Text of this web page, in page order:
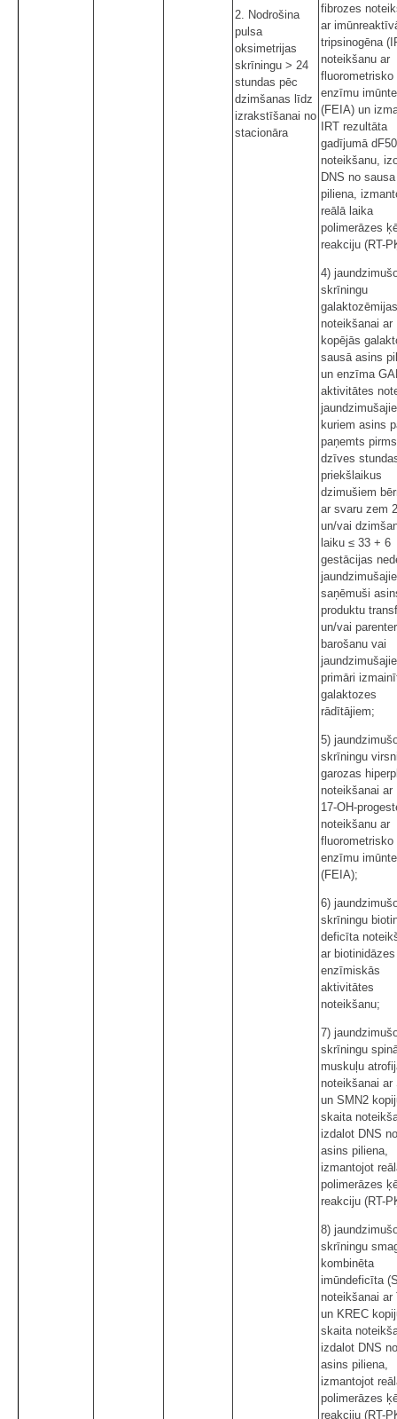
2. Nodrošina
pulsa
oksimetrijas
skrīningu > 24
stundas pēc
dzimšanas līdz
izrakstīšanai no
stacionāra
fibrozes
ar
tripsinogēna
noteikšanu ar
fluorometrisko
enzīmu
(FEIA) un
IRT rezultāta
gadījumā
noteikšanu,
DNS no
piliena,
reālā laika
polimerāzes
reakciju (RT-
4)
skrīningu
galaktozēmijas
noteikšanai ar
kopējās
sausā asins
un enzīma
aktivitātes
kuriem asins
paņemts
dzīves
priekšlaikus
dzimušiem
ar svaru zem
un/vai
laiku ≤ 33 + 6
gestācijas
saņēmuši
produktu
un/vai
barošanu vai
primāri
galaktozes
rādītājiem;
5)
skrīningu
garozas
noteikšanai ar
17-OH-
noteikšanu ar
fluorometrisko
enzīmu
(FEIA);
6)
skrīningu
deficīta
ar biotinidāzes
enzīmiskās
aktivitātes
noteikšanu;
7)
skrīningu
muskuļu
noteikšanai ar
un SMN2
skaita
izdalot DNS
asins piliena,
izmantojot
polimerāzes
reakciju (RT-
8)
skrīningu
kombinēta
imūndeficīta
noteikšanai ar
un KREC
skaita
izdalot DNS
asins piliena,
izmantojot
polimerāzes
reakciju (RT-